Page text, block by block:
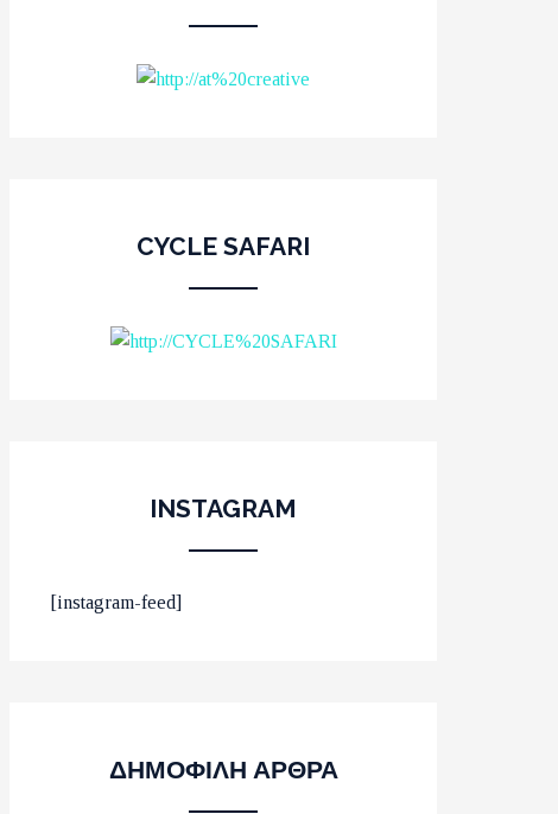
CYCLE SAFARI
INSTAGRAM
[instagram-feed]
ΔΗΜΟΦΙΛΗ ΑΡΘΡΑ
ΟΙ 10 ΟΜΟΡΦΟΤΕΡΕΣ
ΜΕ ΤΡΕΝΑ ΣΕ ΒΕΛΓΙΟ